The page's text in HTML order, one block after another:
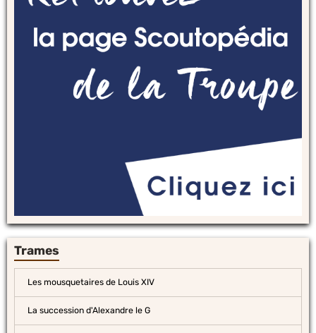
Trames
Les mousquetaires de Louis XIV
La succession d'Alexandre le G